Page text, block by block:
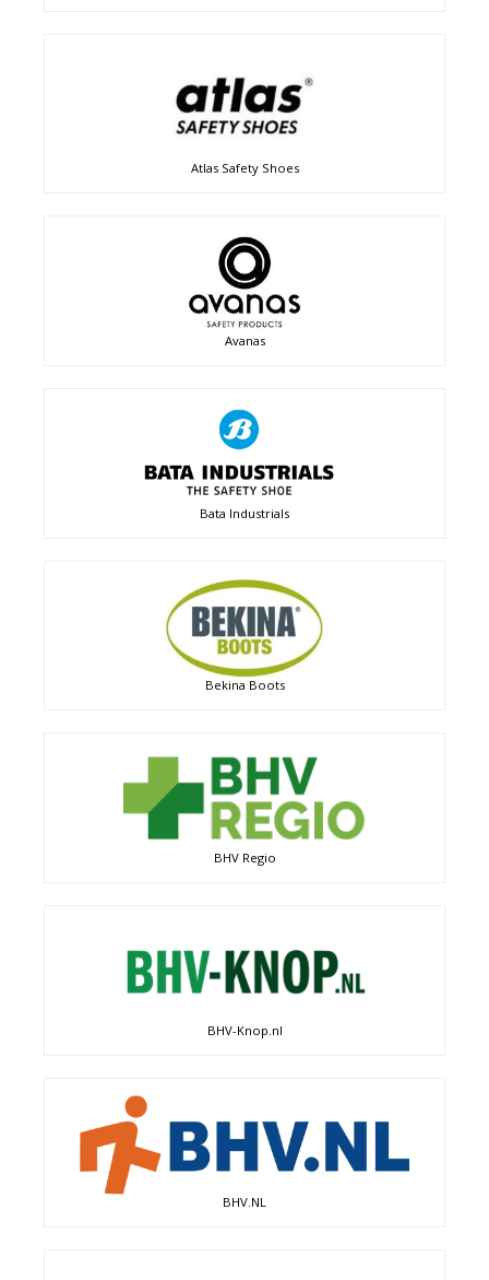
Atlas Safety Shoes
Avanas
Bata Industrials
Bekina Boots
BHV Regio
BHV-Knop.nl
BHV.NL